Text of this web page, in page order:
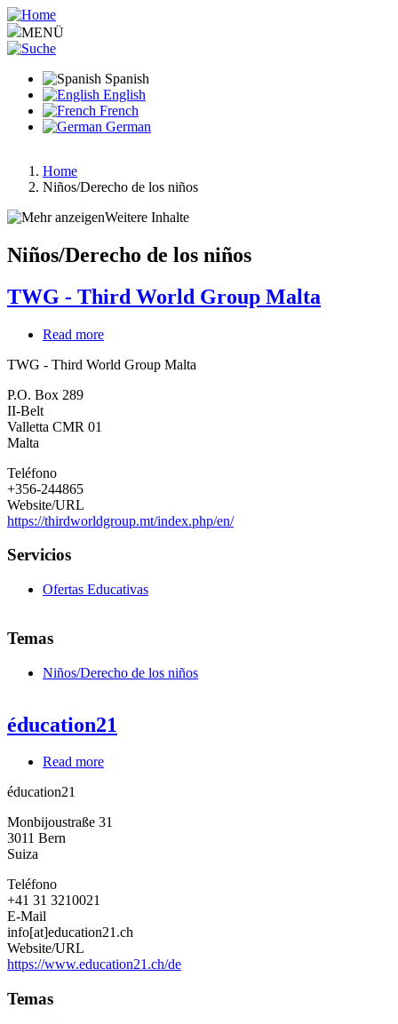
Pasar
al
contenido
MENÜ
Spanish
English
French
German
Ruta
de
Home
Niños/Derecho de los niños
Weitere Inhalte
Niños/Derecho de los niños
TWG - Third World Group Malta
Read more
-
TWG - Third World Group Malta
P.O. Box 289
II-Belt
Valletta CMR 01
Malta
Teléfono
+356-244865
Website/URL
https://thirdworldgroup.mt/index.php/en/
Servicios
Ofertas Educativas
Temas
Niños/Derecho de los niños
éducation21
Read more
éducation21
Monbijoustraße 31
3011 Bern
Suiza
Teléfono
+41 31 3210021
E-Mail
info[at]education21.ch
Website/URL
https://www.education21.ch/de
Temas